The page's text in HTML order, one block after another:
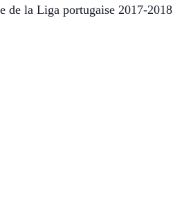
de la Liga portugaise 2017-2018